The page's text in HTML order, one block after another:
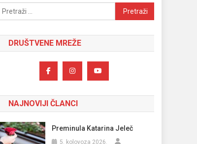
Pretraži:
DRUŠTVENE MREŽE
NAJNOVIJI ČLANCI
Preminula Katarina Jeleč
5. kolovoza 2026.